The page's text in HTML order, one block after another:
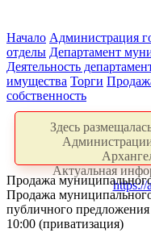
Начало Администрация
отделы Департамент
Деятельность
имущества Торги
собственность
Здесь
Актуальная
https://
Продажа
Продажа
публичного
10:00 (приватизация)